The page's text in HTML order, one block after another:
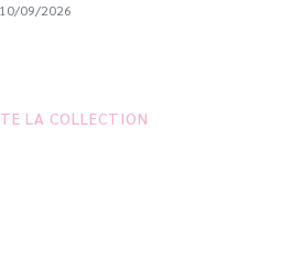
10/09/2026
LA COLLECTION